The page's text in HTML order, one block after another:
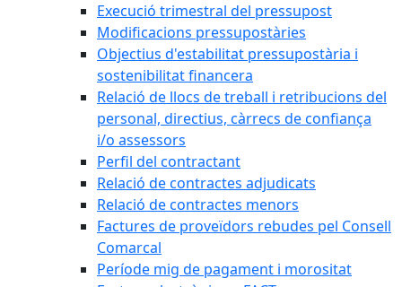
Execució trimestral del pressupost
Modificacions pressupostàries
Objectius d'estabilitat pressupostària i
sostenibilitat financera
Relació de llocs de treball i retribucions del
personal, directius, càrrecs de confiança
i/o assessors
Perfil del contractant
Relació de contractes adjudicats
Relació de contractes menors
Factures de proveïdors rebudes pel Consell
Comarcal
Període mig de pagament i morositat